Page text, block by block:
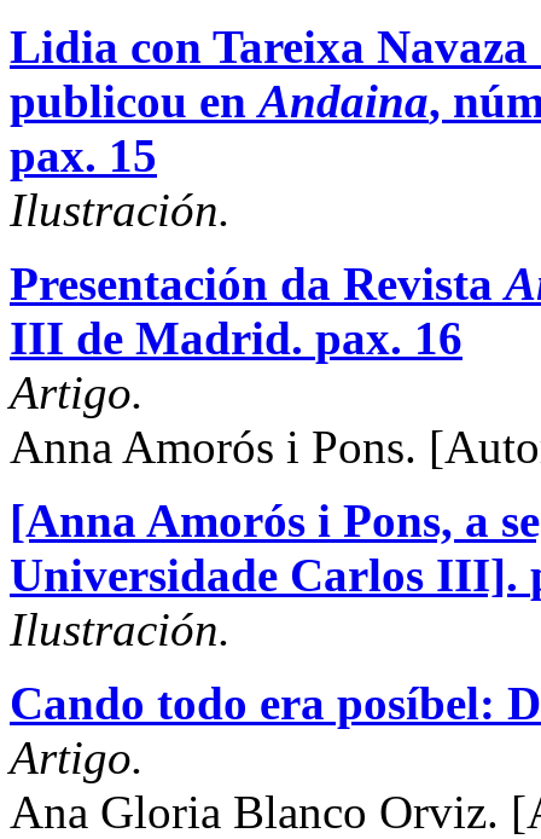
Lidia con Tareixa
publicou enAndaina,
pax. 15
Ilustración.
Presentación da Revista
III de Madrid. pax. 16
Artigo.
Anna Amorós i Pons.
[Anna Amorós i Pons, a
Universidade Carlos III].
Ilustración.
Cando todo era posíbel:
Artigo.
Ana Gloria Blanco Orviz.